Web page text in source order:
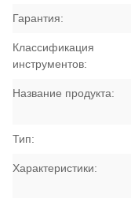
Гарантия:
Классификация
инструментов:
Название продукта:
Тип:
Характеристики: